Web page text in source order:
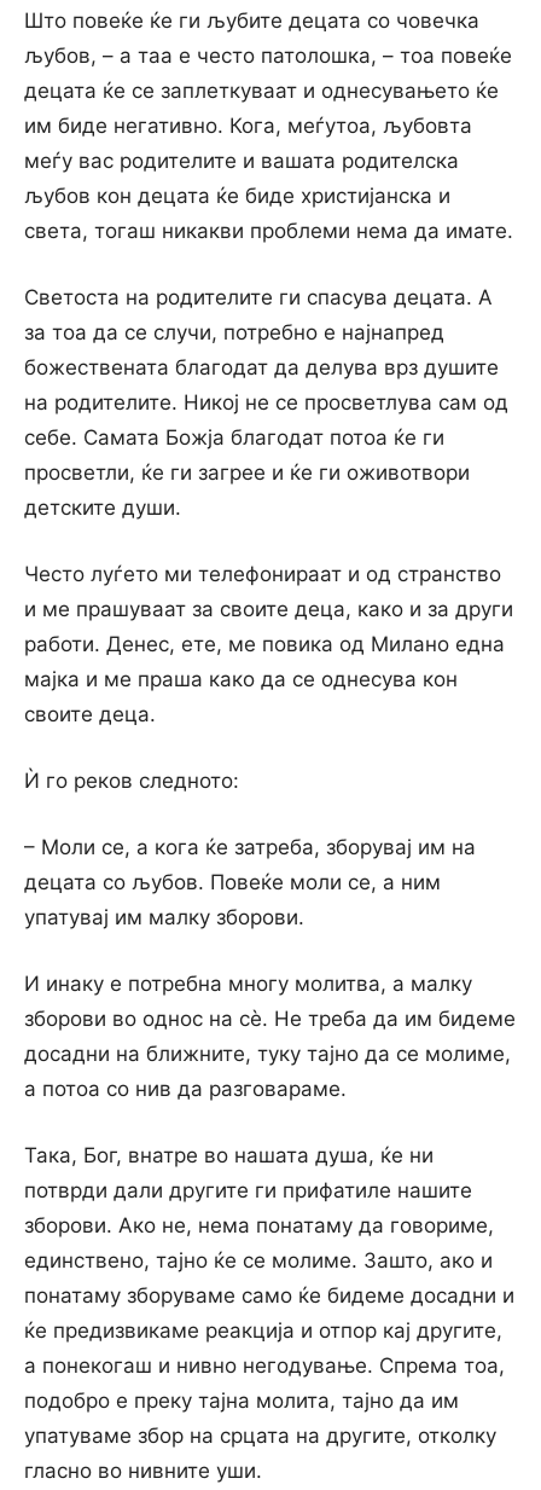
Што повеќе ќе ги љубите децата со човечка
љубов, – а таа е често патолошка, – тоа повеќе
децата ќе се заплеткуваат и однесувањето ќе
им биде негативно. Кога, меѓутоа, љубовта
меѓу вас родителите и вашата родителска
љубов кон децата ќе биде христијанска и
света, тогаш никакви проблеми нема да имате.
Светоста на родителите ги спасува децата. А
за тоа да се случи, потребно е најнапред
божествената благодат да делува врз душите
на родителите. Никој не се просветлува сам од
себе. Самата Божја благодат потоа ќе ги
просветли, ќе ги загрее и ќе ги оживотвори
детските души.
Често луѓето ми телефонираат и од странство
и ме прашуваат за своите деца, како и за други
работи. Денес, ете, ме повика од Милано една
мајка и ме праша како да се однесува кон
своите деца.
Ѝ го реков следното:
– Моли се, а кога ќе затреба, зборувај им на
децата со љубов. Повеќе моли се, а ним
упатувај им малку зборови.
И инаку е потребна многу молитва, а малку
зборови во однос на сѐ. Не треба да им бидеме
досадни на ближните, туку тајно да се молиме,
а потоа со нив да разговараме.
Така, Бог, внатре во нашата душа, ќе ни
потврди дали другите ги прифатиле нашите
зборови. Ако не, нема понатаму да говориме,
единствено, тајно ќе се молиме. Зашто, ако и
понатаму зборуваме само ќе бидеме досадни и
ќе предизвикаме реакција и отпор кај другите,
а понекогаш и нивно негодување. Спрема тоа,
подобро е преку тајна молита, тајно да им
упатуваме збор на срцата на другите, отколку
гласно во нивните уши.